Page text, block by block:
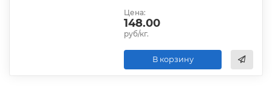
Цена:
148.00
руб/кг.
В корзину